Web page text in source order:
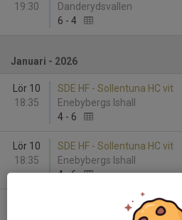
19:30
Danderydsvallen
6 - 4
Januari - 2026
Lör 10
18:35
SDE HF - Sollentuna HC vit
Enebybergs Ishall
4 - 6
Lör 10
18:35
SDE HF - Sollentuna HC vit
Enebybergs Ishall
4-6
SDE HF - Almtuna IS